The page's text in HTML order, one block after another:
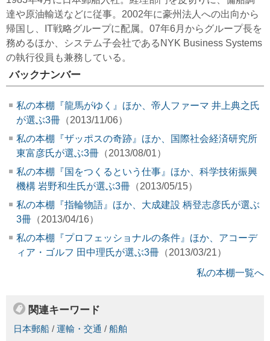
達や原油輸送などに従事。2002年に豪州法人への出向から
帰国し、IT戦略グループに配属。07年6月からグループ長を
務めるほか、システム子会社であるNYK Business Systems
の執行役員も兼務している。
バックナンバー
私の本棚『龍馬がゆく』ほか、帝人ファーマ 井上典之氏
が選ぶ3冊 （2013/11/06）
私の本棚『ザッポスの奇跡』ほか、国際社会経済研究所
東富彦氏が選ぶ3冊 （2013/08/01）
私の本棚『国をつくるという仕事』ほか、科学技術振興
機構 岩野和生氏が選ぶ3冊 （2013/05/15）
私の本棚『指輪物語』ほか、大成建設 柄登志彦氏が選ぶ
3冊 （2013/04/16）
私の本棚『プロフェッショナルの条件』ほか、アコーデ
ィア・ゴルフ 田中理氏が選ぶ3冊 （2013/03/21）
私の本棚一覧へ
関連キーワード
日本郵船 / 運輸・交通 / 船舶